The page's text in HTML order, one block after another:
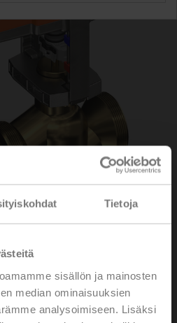
Tietoja
sisällön ja mainosten
median ominaisuuksien
analysoimiseen. Lisäksi